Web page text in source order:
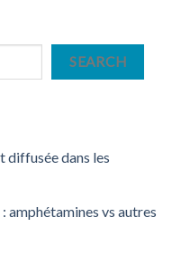
SEARCH
diffusée dans les
amphétamines vs autres